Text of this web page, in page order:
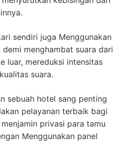
sendiri juga Menggunakan
menghambat suara dari
luar, mereduksi intensitas
suara.
sebuah hotel sang penting
pelayanan terbaik bagi
privasi para tamu
Menggunakan panel